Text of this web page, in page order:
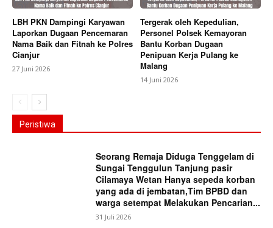
LBH PKN Dampingi Karyawan
Laporkan Dugaan Pencemaran
Nama Baik dan Fitnah ke Polres
Cianjur
27 Juni 2026
Tergerak oleh Kepedulian,
Personel Polsek Kemayoran
Bantu Korban Dugaan
Penipuan Kerja Pulang ke
Malang
14 Juni 2026
Peristiwa
Seorang Remaja Diduga Tenggelam di
Sungai Tenggulun Tanjung pasir
Cilamaya Wetan Hanya sepeda korban
yang ada di jembatan,Tim BPBD dan
warga setempat Melakukan Pencarian...
31 Juli 2026